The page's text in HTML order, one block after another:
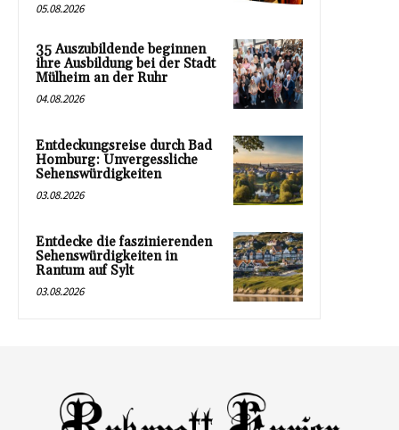
05.08.2026
35 Auszubildende beginnen
ihre Ausbildung bei der Stadt
Mülheim an der Ruhr
04.08.2026
Entdeckungsreise durch Bad
Homburg: Unvergessliche
Sehenswürdigkeiten
03.08.2026
Entdecke die faszinierenden
Sehenswürdigkeiten in
Rantum auf Sylt
03.08.2026